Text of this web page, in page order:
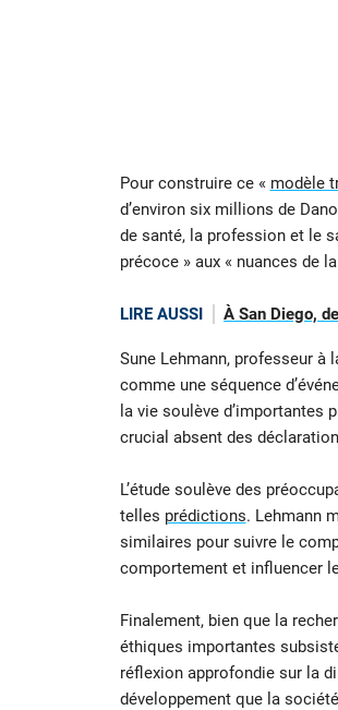
Pour construire ce « modèle
d’environ six millions de
de santé, la profession et le
précoce » aux « nuances de
LIRE AUSSI À San Diego,
Sune Lehmann, professeur à
comme une séquence
la vie soulève d’importantes
crucial absent des
L’étude soulève des
telles prédictions. Lehmann
similaires pour suivre le
comportement et influencer
Finalement, bien que la
éthiques importantes
réflexion approfondie sur la
développement que la